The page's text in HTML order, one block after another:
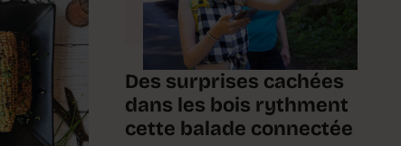
Des surprises cachées
dans les bois rythment
cette balade connectée